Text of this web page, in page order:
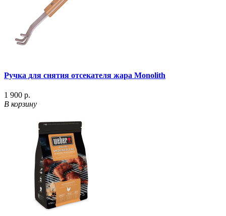
Ручка для снятия отсекателя жара Monolith
1 900 р.
В корзину